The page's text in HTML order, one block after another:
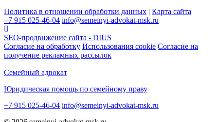
Политика в отношении обработки данных | Карта сайта
+7 915 025-46-04 info@semeinyi-advokat-msk.ru
SEO-продвижение сайта - DIUS
Согласие на обработку Использования cookie Согласие на
получение рекламных рассылок
Семейный адвокат
Юридическая помощь по семейному праву
+7 915 025-46-04 info@semeinyi-advokat-msk.ru